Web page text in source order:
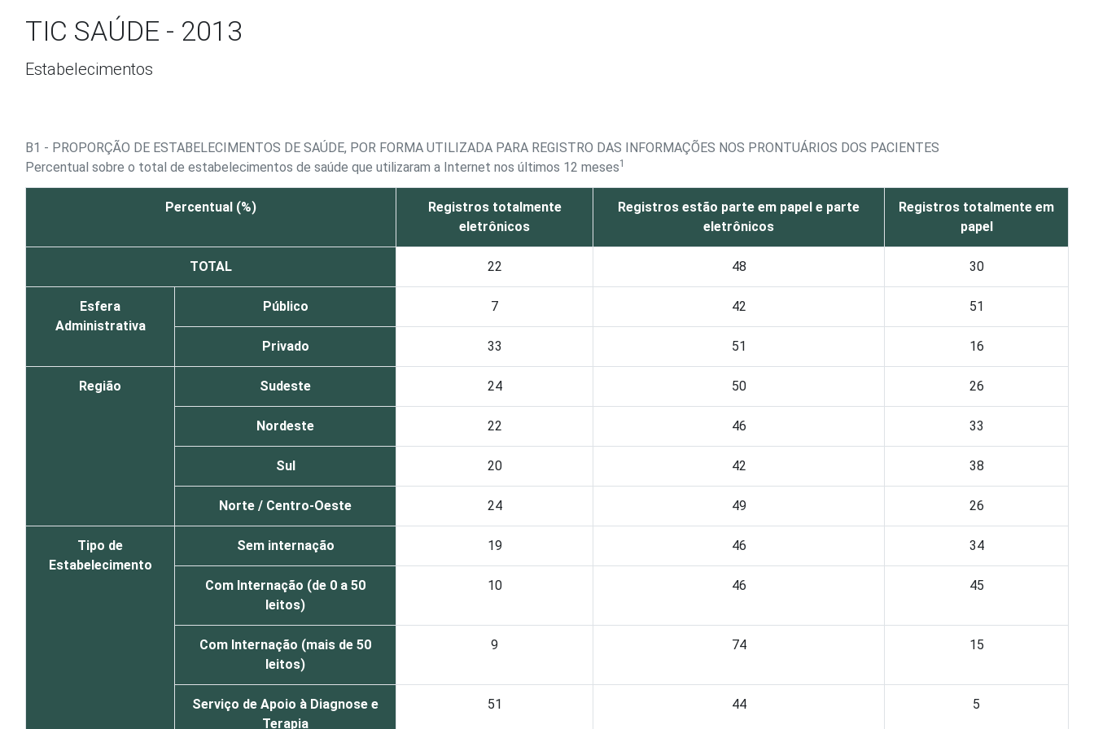
TIC SAÚDE - 2013
Estabelecimentos
B1 - PROPORÇÃO DE ESTABELECIMENTOS DE SAÚDE, POR FORMA UTILIZADA PARA REGISTRO DAS INFORMAÇÕES NOS PRONTUÁRIOS DOS PACIENTES
Percentual sobre o total de estabelecimentos de saúde que utilizaram a Internet nos últimos 12 meses1
Percentual (%)
Registros totalmente
eletrônicos
Registros estão parte em papel e parte
eletrônicos
Registros totalmente em
papel
TOTAL 22 48 30
Esfera
Administrativa
Público 7 42 51
Privado 33 51 16
Região Sudeste 24 50 26
Nordeste 22 46 33
Sul 20 42 38
Norte / Centro-Oeste 24 49 26
Tipo de
Estabelecimento
Sem internação 19 46 34
Com Internação (de 0 a 50
leitos)
10 46 45
Com Internação (mais de 50
leitos)
9 74 15
Serviço de Apoio à Diagnose e
Terapia
51 44 5